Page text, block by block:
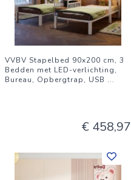
VVBV Stapelbed 90x200 cm, 3
Bedden met LED-verlichting,
Bureau, Opbergtrap, USB ...
€ 458,97